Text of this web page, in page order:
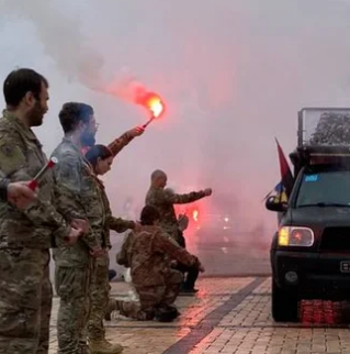
— який загинув, захищаючи
кореспондентка hromadske.
в Києві, попрощатися із